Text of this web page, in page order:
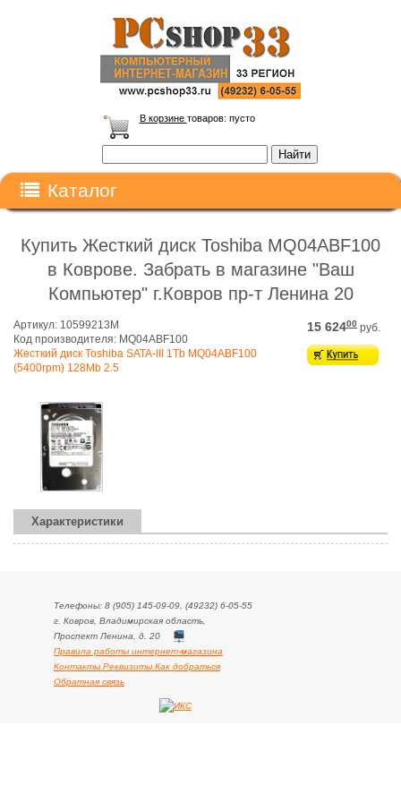
В корзине товаров: пусто
Каталог
Купить Жесткий диск Toshiba MQ04ABF100
в Коврове. Забрать в магазине "Ваш
Компьютер" г.Ковров пр-т Ленина 20
Артикул: 10599213M
Код производителя: MQ04ABF100
Жесткий диск Toshiba SATA-III 1Tb MQ04ABF100
(5400rpm) 128Mb 2.5
15 62400 руб.
Характеристики
Телефоны: 8 (905) 145-09-09, (49232) 6-05-55
г. Ковров, Владимирская область,
Проспект Ленина, д. 20
Правила работы интернет-магазина
Контакты.Реквизиты.Как добраться
Обратная связь